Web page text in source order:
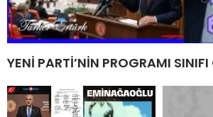
YENİ PARTİ’NİN PROGRAMI